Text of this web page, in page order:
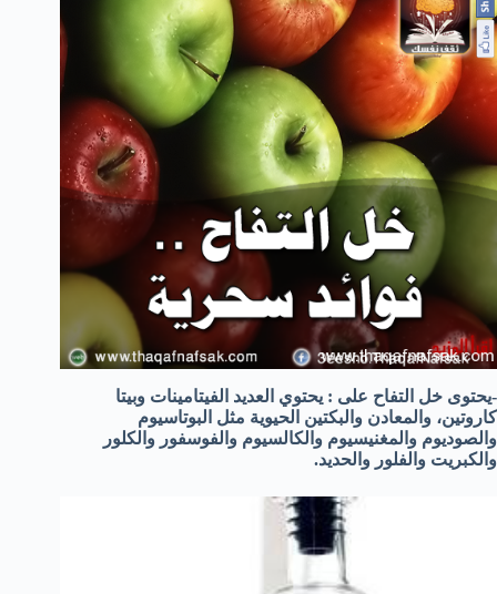
-يحتوى خل التفاح على : يحتوي العديد الفيتامينات وبيتا
كاروتين، والمعادن والبكتين الحيوية مثل البوتاسيوم
والصوديوم والمغنيسيوم والكالسيوم والفوسفور والكلور
والكبريت والفلور والحديد.